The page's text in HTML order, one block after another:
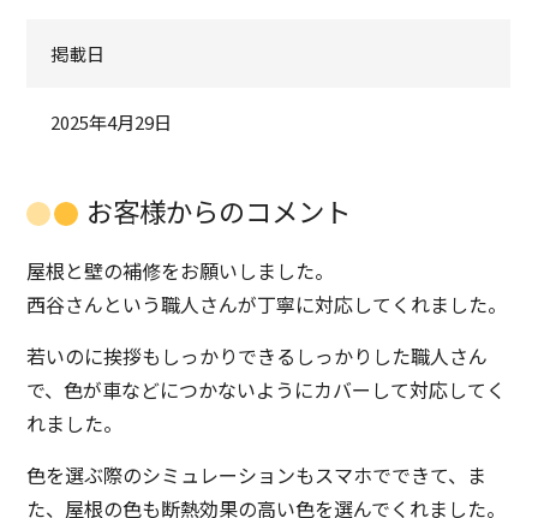
掲載日
2025年4月29日
お客様からのコメント
屋根と壁の補修をお願いしました。
西谷さんという職人さんが丁寧に対応してくれました。
若いのに挨拶もしっかりできるしっかりした職人さん
で、色が車などにつかないようにカバーして対応してく
れました。
色を選ぶ際のシミュレーションもスマホでできて、ま
た、屋根の色も断熱効果の高い色を選んでくれました。